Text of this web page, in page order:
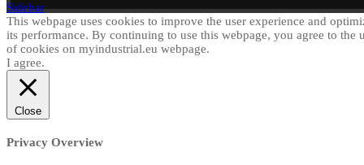
Sidebar
This webpage uses cookies to improve the user experience and
its performance. By continuing to use this webpage, you agree to the
of cookies on myindustrial.eu webpage.
I agree.
Close
Privacy Overview